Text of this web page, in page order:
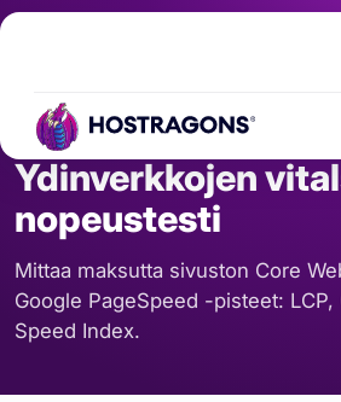
Ydinverkkojen
nopeustesti
Mittaa maksutta sivuston Core
Google PageSpeed -pisteet: LCP,
Speed Index.